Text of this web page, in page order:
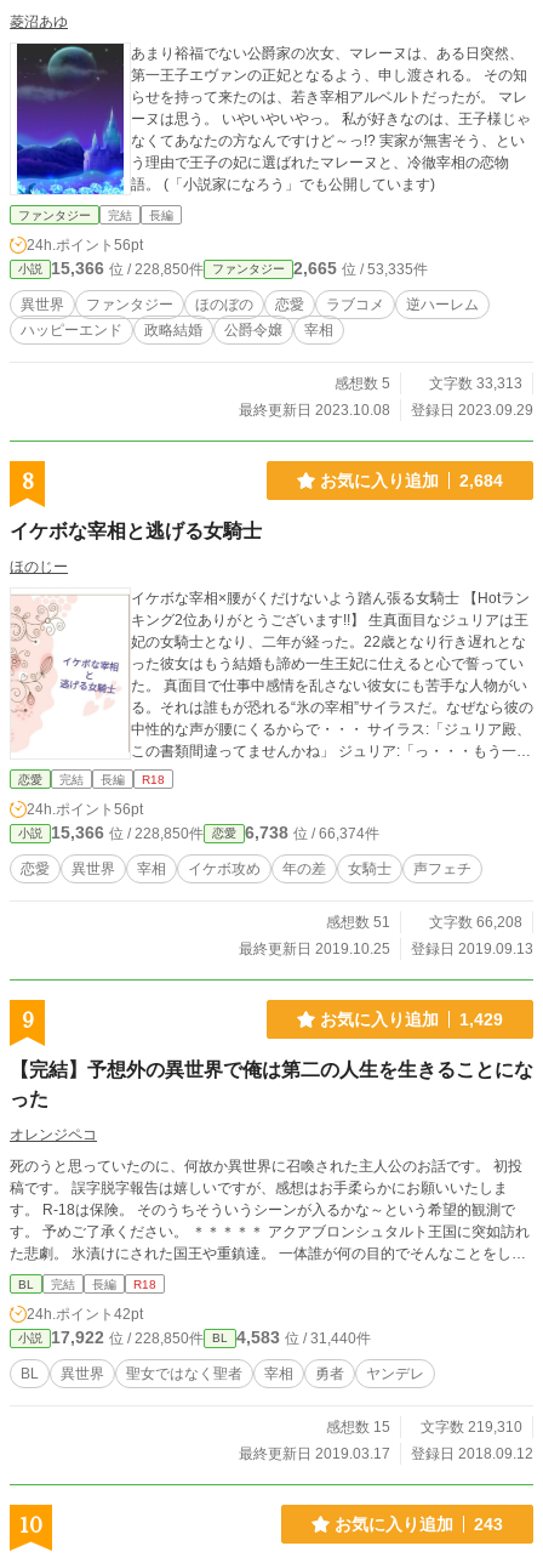
菱沼あゆ
あまり裕福でない公爵家の次女、マレーヌは、ある日突然、
第一王子エヴァンの正妃となるよう、申し渡される。 その知
らせを持って来たのは、若き宰相アルベルトだったが。 マレ
ーヌは思う。 いやいやいやっ。 私が好きなのは、王子様じゃ
なくてあなたの方なんですけど～っ!? 実家が無害そう、とい
う理由で王子の妃に選ばれたマレーヌと、冷徹宰相の恋物
語。 (「小説家になろう」でも公開しています)
ファンタジー 完結 長編
24h.ポイント 56pt
小説 15,366 位 / 228,850件 ファンタジー 2,665 位 / 53,335件
異世界 ファンタジー ほのぼの 恋愛 ラブコメ
逆ハーレム
ハッピーエンド
政略結婚 公爵令嬢 宰相
感想数 5
文字数 33,313
最終更新日 2023.10.08
登録日 2023.09.29
8 お気に入り追加 2,684
イケボな宰相と逃げる女騎士
ほのじー
イケボな宰相×腰がくだけないよう踏ん張る女騎士 【Hotラン
キング2位ありがとうございます!!】 生真面目なジュリアは王
妃の女騎士となり、二年が経った。22歳となり行き遅れとな
った彼女はもう結婚も諦め一生王妃に仕えると心で誓ってい
た。 真面目で仕事中感情を乱さない彼女にも苦手な人物がい
る。それは誰もが恐れる“氷の宰相”サイラスだ。なぜなら彼の
中性的な声が腰にくるからで・・・ サイラス:「ジュリア殿、
この書類間違ってませんかね」 ジュリア:「っ・・・もう一度
確認しておきます!失礼します!!」 ーバタンー ジュリア:「はぅ
番外編にてR18表現が入ってきます
恋愛 完結 長編 R18
24h.ポイント 56pt
小説 15,366 位 / 228,850件 恋愛 6,738 位 / 66,374件
恋愛 異世界 宰相 イケボ攻め 年の差 女騎士 声フェチ
感想数 51
文字数 66,208
最終更新日 2019.10.25
登録日 2019.09.13
9 お気に入り追加 1,429
【完結】予想外の異世界で俺は第二の人生を生きることにな
った
オレンジペコ
死のうと思っていたのに、何故か異世界に召喚された主人公のお話です。 初投
稿です。 誤字脱字報告は嬉しいですが、感想はお手柔らかにお願いいたしま
す。 R-18は保険。 そのうちそういうシーンが入るかな～という希望的観測で
す。 予めご了承ください。 ＊＊＊＊＊ アクアブロンシュタルト王国に突如訪れ
た悲劇。 氷漬けにされた国王や重鎮達。 一体誰が何の目的でそんなことをした
のか？ これはそんな不幸に見舞われ、父の跡を継いで急遽宰相職に就いた男
と、 召喚で呼び出されたはいいものの、仲間だったはずの聖女に逃げられて日
本に帰れなくなった勇者と、 そんな二人を仕方がないなぁと思いつつ手助けす
ることになった主人公のとりとめのない話である。
BL 完結 長編 R18
24h.ポイント 42pt
小説 17,922 位 / 228,850件 BL 4,583 位 / 31,440件
BL 異世界 聖女ではなく聖者 宰相 勇者 ヤンデレ
感想数 15
文字数 219,310
最終更新日 2019.03.17
登録日 2018.09.12
10 お気に入り追加 243